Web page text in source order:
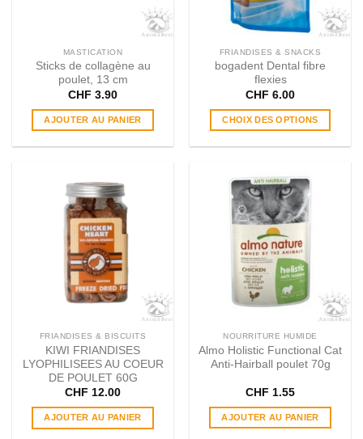
page
du
produit
MASTICATION
Sticks de collagène au
poulet, 13 cm
CHF 3.90
AJOUTER AU PANIER
FRIANDISES & SNACKS
bogadent Dental fibre
flexies
CHF 6.00
CHOIX DES OPTIONS
plusieurs
variations.
Les
options
peuvent
être
choisies
sur
page
du
produit
FRIANDISES & BISCUITS
KIWI FRIANDISES
LYOPHILISEES AU COEUR
DE POULET 60G
CHF 12.00
AJOUTER AU PANIER
NOURRITURE HUMIDE
Almo Holistic Functional Cat
Anti​-​Hairball poulet 70g
CHF 1.55
AJOUTER AU PANIER